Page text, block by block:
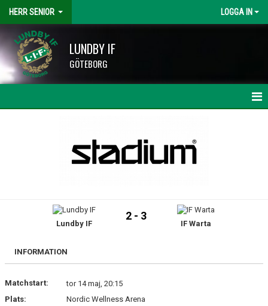
HERR SENIOR LOGGA IN
LUNDBY IF
GÖTEBORG
BILDGALLERI
KONTAKT
Lundby IF
2 - 3
IF Warta
INFORMATION
Matchstart:
tor 14 maj, 20:15
Plats:
Nordic Wellness Arena